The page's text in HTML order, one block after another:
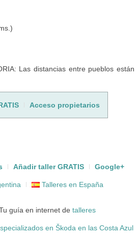
Las distancias entre pueblos están
Acceso propietarios
Añadir taller GRATIS Google+
Talleres en España
guía en internet de talleres
en Škoda en las Costa Azul